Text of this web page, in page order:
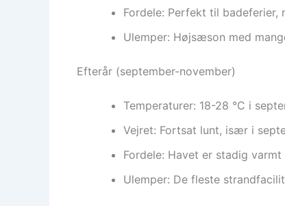
Fordele: Perfekt til badeferier,
Ulemper: Højsæson med
Efterår (september-november)
Temperaturer: 18-28 °C i
Vejret: Fortsat lunt, især i
Fordele: Havet er stadig
Ulemper: De fleste